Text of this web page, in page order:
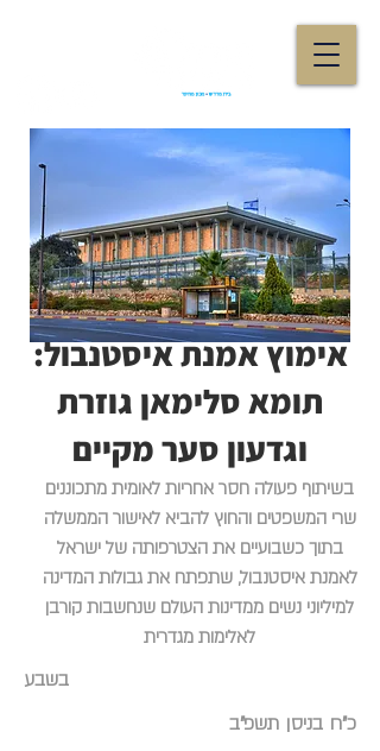
אימוץ אמנת איסטנבול:
תומא סלימאן גוזרת
וגדעון סער מקיים
בשיתוף פעולה חסר אחריות לאומית מתכוננים
שרי המשפטים והחוץ להביא לאישור הממשלה
בתוך כשבועיים את הצטרפותה של ישראל
לאמנת איסטנבול, שתפתח את גבולות המדינה
למיליוני נשים ממדינות העולם שנחשבות קורבן
לאלימות מגדרית
בשבע
כ"ח בניסן תשפ"ב